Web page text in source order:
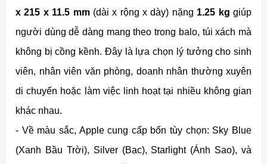
x 215 x 11.5 mm(dài x rộng x dày) nặng 1.25 kg giúp
người dùng dễ dàng mang theo trong balo, túi xách mà
không bị cồng kềnh. Đây là lựa chọn lý tưởng cho sinh
viên, nhân viên văn phòng, doanh nhân thường xuyên
di chuyển hoặc làm việc linh hoạt tại nhiều không gian
khác nhau.
- Về màu sắc, Apple cung cấp bốn tùy chọn: Sky Blue
(Xanh Bầu Trời), Silver (Bạc), Starlight (Ánh Sao), và